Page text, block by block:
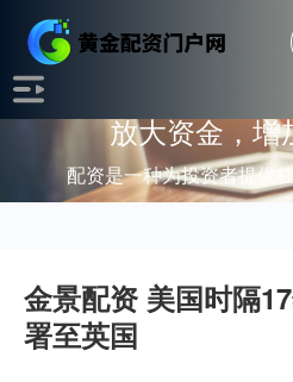
放大资金，增
配资是一种为投资者提供
金景配资 美国时隔
署至英国